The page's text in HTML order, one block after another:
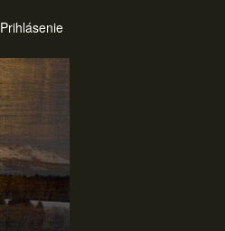
Prihlásenie